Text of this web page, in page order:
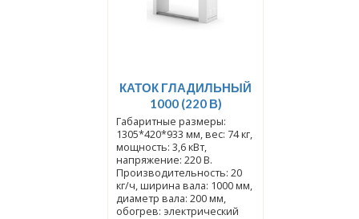
КАТОК ГЛАДИЛЬНЫЙ
1000 (220 В)
Габаритные размеры:
1305*420*933 мм, вес: 74 кг,
мощность: 3,6 кВт,
напряжение: 220 В.
Производительность: 20
кг/ч, ширина вала: 1000 мм,
диаметр вала: 200 мм,
обогрев: электрический